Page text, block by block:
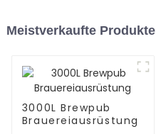
Meistverkaufte Produkte
3000L Brewpub
Brauereiausrüstung